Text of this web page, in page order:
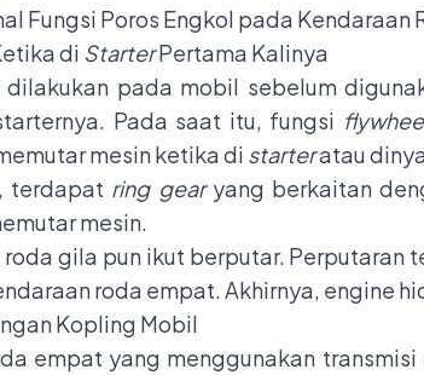
Fungsi Poros Engkol pada Kendaraan
di StarterPertama Kalinya
pada mobil sebelum
Pada saat itu, fungsi
mesin ketika di starteratau
terdapat ring gearyang berkaitan
mesin.
gila pun ikut berputar.
roda empat. Akhirnya, engine
Kopling Mobil
empat yang menggunakan